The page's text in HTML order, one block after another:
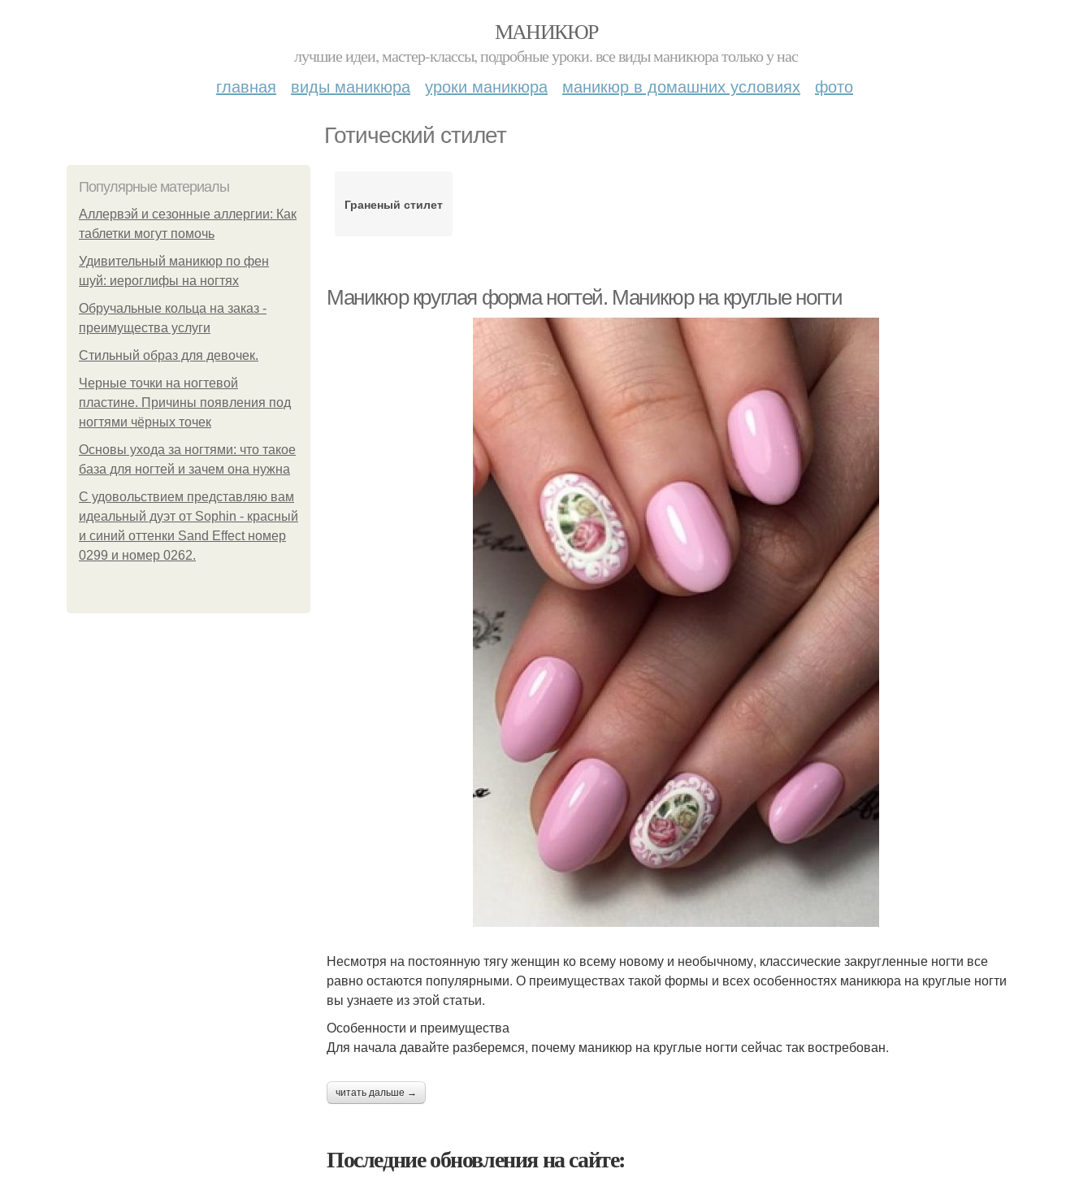
МАНИКЮР
лучшие идеи, мастер-классы, подробные уроки. все виды маникюра только у нас
главная виды маникюра уроки маникюра маникюр в домашних условиях фото
Готический стилет
Популярные материалы
Аллервэй и сезонные аллергии: Как
таблетки могут помочь
Удивительный маникюр по фен
шуй: иероглифы на ногтях
Обручальные кольца на заказ -
преимущества услуги
Стильный образ для девочек.
Черные точки на ногтевой
пластине. Причины появления под
ногтями чёрных точек
Основы ухода за ногтями: что такое
база для ногтей и зачем она нужна
С удовольствием представляю вам
идеальный дуэт от Sophin - красный
и синий оттенки Sand Effect номер
0299 и номер 0262.
Граненый стилет
Маникюр круглая форма ногтей. Маникюр на круглые ногти
Несмотря на постоянную тягу женщин ко всему новому и необычному, классические закругленные ногти все
равно остаются популярными. О преимуществах такой формы и всех особенностях маникюра на круглые ногти
вы узнаете из этой статьи.
Особенности и преимущества
Для начала давайте разберемся, почему маникюр на круглые ногти сейчас так востребован.
читать дальше →
Последние обновления на сайте: